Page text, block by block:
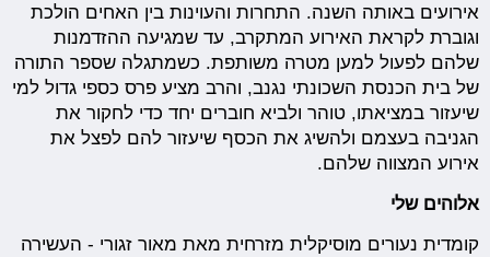
אירועים באותה השנה. התחרות והעוינות בין האחים הולכת
וגוברת לקראת האירוע המתקרב, עד שמגיעה ההזדמנות
שלהם לפעול למען מטרה משותפת. כשמתגלה שספר התורה
של בית הכנסת השכונתי נגנב, והרב מציע פרס כספי גדול למי
שיעזור במציאתו, טוהר ולביא חוברים יחד כדי לחקור את
הגניבה בעצמם ולהשיג את הכסף שיעזור להם לפצל את
אירוע המצווה שלהם.
אלוהים שלי
קומדית נעורים מוסיקלית מזרחית מאת מאור זגורי - העשירה